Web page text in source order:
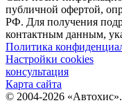
публичной офертой,
РФ. Для получения
контактным данным,
Политика
Настройки cookies
консультация
Карта сайта
© 2004-2026 «Автохис».